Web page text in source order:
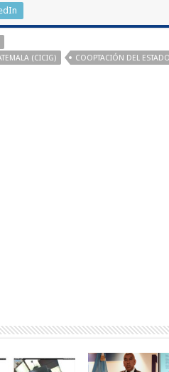
(CICIG)
COOPTACIÓN DEL ESTADO